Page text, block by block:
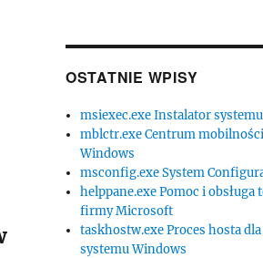
OSTATNIE WPISY
msiexec.exe Instalator
mblctr.exe Centrum
Windows
msconfig.exe System
helppane.exe Pomoc i obsługa
firmy Microsoft
taskhostw.exe Proces hosta
systemu Windows